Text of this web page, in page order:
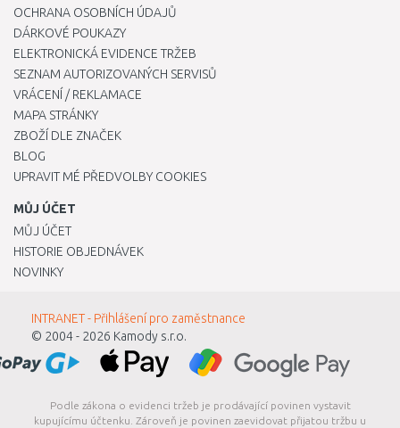
OCHRANA OSOBNÍCH ÚDAJŮ
DÁRKOVÉ POUKAZY
ELEKTRONICKÁ EVIDENCE TRŽEB
SEZNAM AUTORIZOVANÝCH SERVISŮ
VRÁCENÍ / REKLAMACE
MAPA STRÁNKY
ZBOŽÍ DLE ZNAČEK
BLOG
UPRAVIT MÉ PŘEDVOLBY COOKIES
MŮJ ÚČET
MŮJ ÚČET
HISTORIE OBJEDNÁVEK
NOVINKY
INTRANET - Přihlášení pro zaměstnance
© 2004 - 2026 Kamody s.r.o.
Podle zákona o evidenci tržeb je prodávající povinen vystavit
kupujícímu účtenku. Zároveň je povinen zaevidovat přijatou tržbu u